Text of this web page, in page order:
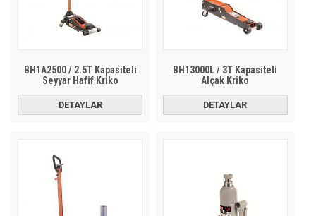
BH1A2500 / 2.5T Kapasiteli
Seyyar Hafif Kriko
DETAYLAR
BH13000L / 3T Kapasiteli
Alçak Kriko
DETAYLAR